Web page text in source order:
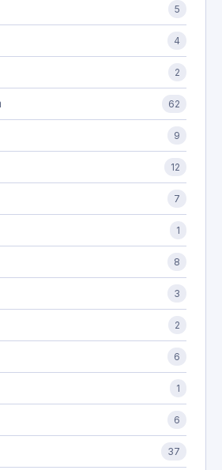
5
4
2
62
9
12
7
1
8
3
2
6
1
6
37